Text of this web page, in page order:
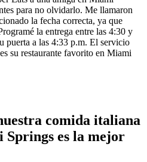
para no olvidarlo. Me llamaron
la fecha correcta, ya que
la entrega entre las 4:30 y
puerta a las 4:33 p.m. El servicio
su restaurante favorito en Miami
comida italiana
es la mejor